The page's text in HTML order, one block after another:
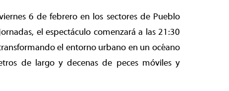
6 de febrero en los sectores de Pueblo
el espectáculo comenzará a las 21:30
el entorno urbano en un océano
de largo y decenas de peces móviles y